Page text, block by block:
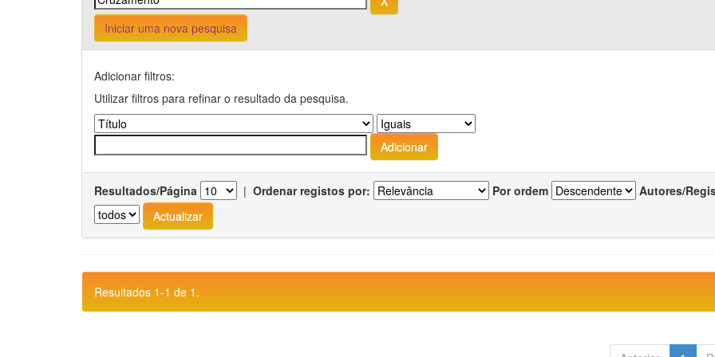
Iniciar uma nova pesquisa
Adicionar filtros:
Utilizar filtros para refinar o resultado da pesquisa.
Resultados/Página | Ordenar registos por: Por ordem Autores/
Resultados 1-1 de 1.